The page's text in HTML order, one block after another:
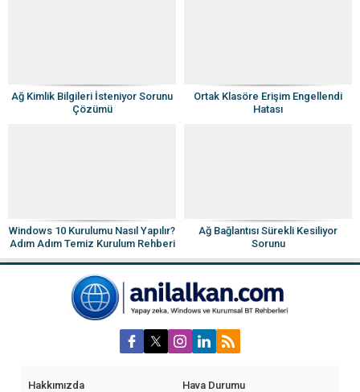
Ağ Kimlik Bilgileri İsteniyor Sorunu
Çözümü
Ortak Klasöre Erişim Engellendi
Hatası
Windows 10 Kurulumu Nasıl Yapılır?
Adım Adım Temiz Kurulum Rehberi
Ağ Bağlantısı Sürekli Kesiliyor
Sorunu
Hakkımızda Hava Durumu